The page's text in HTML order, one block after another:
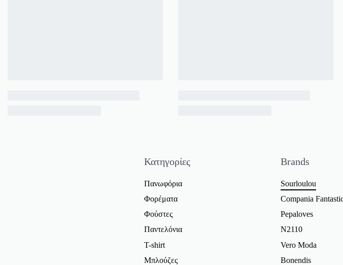
Κατηγορίες
Πανωφόρια
Φορέματα
Φούστες
Παντελόνια
T-shirt
Μπλούζες
Brands
Sourloulou
Compania
Pepaloves
N2110
Vero Moda
Bonendis